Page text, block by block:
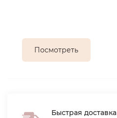
Посмотреть
Быстрая доставка